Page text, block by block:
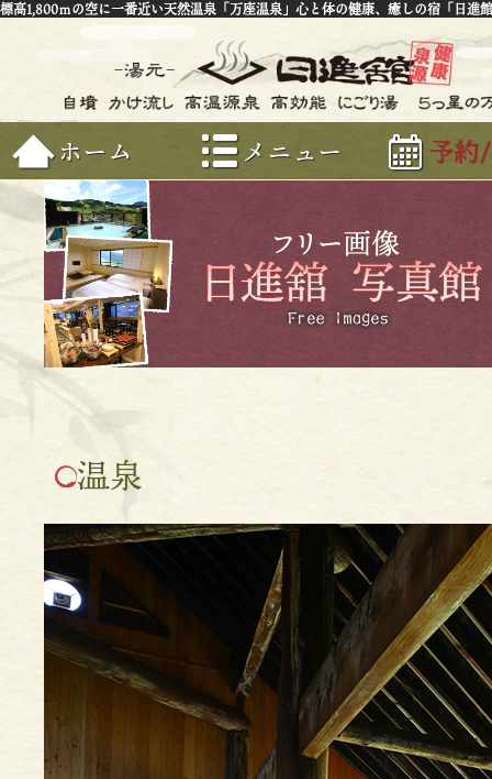
標高1,800ｍの空に一番近い天然温泉「万座温泉」心と体の健康、癒しの宿「日進
ホーム メニュー 予約
温泉